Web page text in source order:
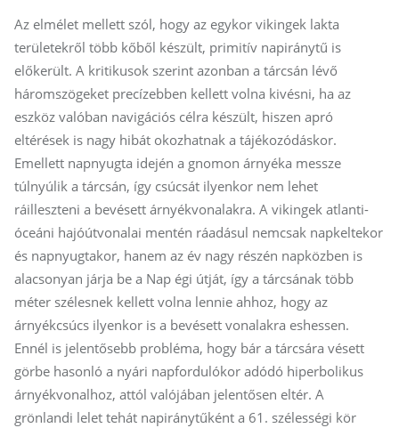
Az elmélet mellett szól, hogy az egykor vikingek lakta
területekről több kőből készült, primitív napiránytű is
előkerült. A kritikusok szerint azonban a tárcsán lévő
háromszögeket precízebben kellett volna kivésni, ha az
eszköz valóban navigációs célra készült, hiszen apró
eltérések is nagy hibát okozhatnak a tájékozódáskor.
Emellett napnyugta idején a gnomon árnyéka messze
túlnyúlik a tárcsán, így csúcsát ilyenkor nem lehet
ráilleszteni a bevésett árnyékvonalakra. A vikingek atlanti-
óceáni hajóútvonalai mentén ráadásul nemcsak napkeltekor
és napnyugtakor, hanem az év nagy részén napközben is
alacsonyan járja be a Nap égi útját, így a tárcsának több
méter szélesnek kellett volna lennie ahhoz, hogy az
árnyékcsúcs ilyenkor is a bevésett vonalakra eshessen.
Ennél is jelentősebb probléma, hogy bár a tárcsára vésett
görbe hasonló a nyári napfordulókor adódó hiperbolikus
árnyékvonalhoz, attól valójában jelentősen eltér. A
grönlandi lelet tehát napiránytűként a 61. szélességi kör